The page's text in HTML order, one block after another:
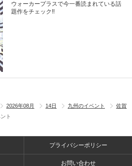
ウォーカープラスで今一番読まれている話
題作をチェック!!
2026年08月 14日 九州のイベント
佐賀
ト
プライバシーポリシー
お問い合わせ